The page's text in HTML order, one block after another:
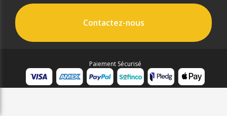
Contactez-nous
Paiement Sécurisé